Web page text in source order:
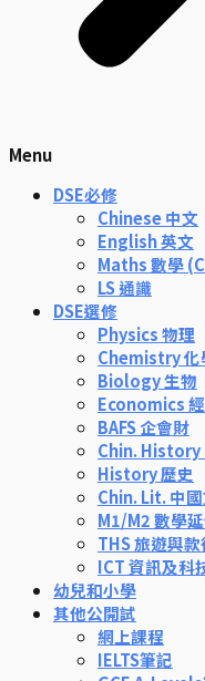
Menu
DSE必修
Chinese 中文
English 英文
Maths 數學
LS 通識
DSE選修
Physics 物理
Chemistry 化
Biology 生物
Economics
BAFS 企會財
Chin. History
History 歷史
Chin. Lit. 中
M1/M2 數學
THS 旅遊與款
ICT 資訊及科
幼兒和小學
其他公開試
網上課程
IELTS筆記